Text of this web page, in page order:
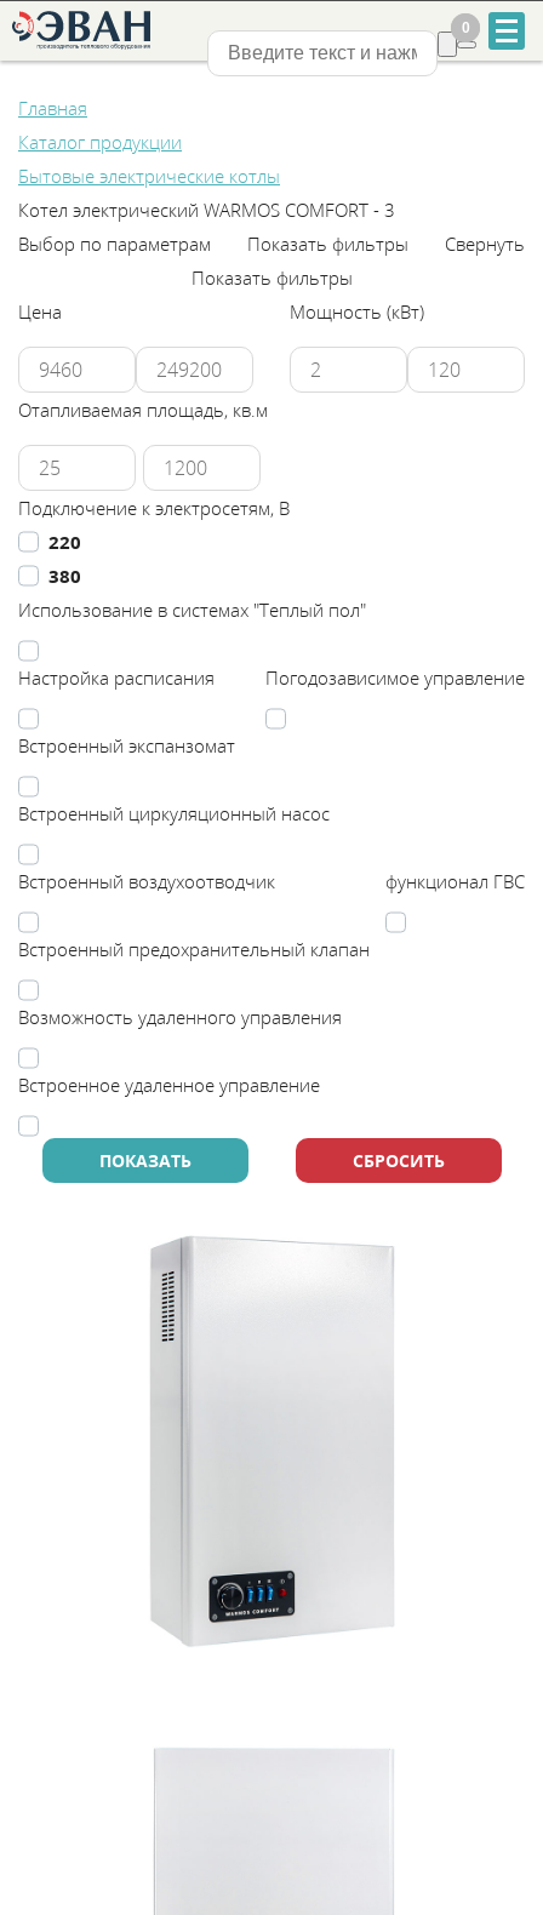
+7
831
2-
888-
555
Каталог
Сервис
Найти магазин
Найти
монтажника
В
y
Нижний Новгород
0
0
Главная
Каталог продукции
Бытовые электрические котлы
Котел электрический WARMOS COMFORT - 3
Выбор по параметрам
Показать фильтры
Свернуть
Показать фильтры
Цена
Мощность (кВт)
Отапливаемая площадь, кв.м
Подключение к электросетям, В
220
380
Использование в системах "Теплый пол"
Настройка расписания Погодозависимое управление
Встроенный экспанзомат
Встроенный циркуляционный насос
Встроенный воздухоотводчик функционал ГВС
Встроенный предохранительный клапан
Возможность удаленного управления
Встроенное удаленное управление